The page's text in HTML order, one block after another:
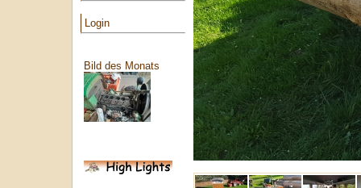
Login
Bild des Monats